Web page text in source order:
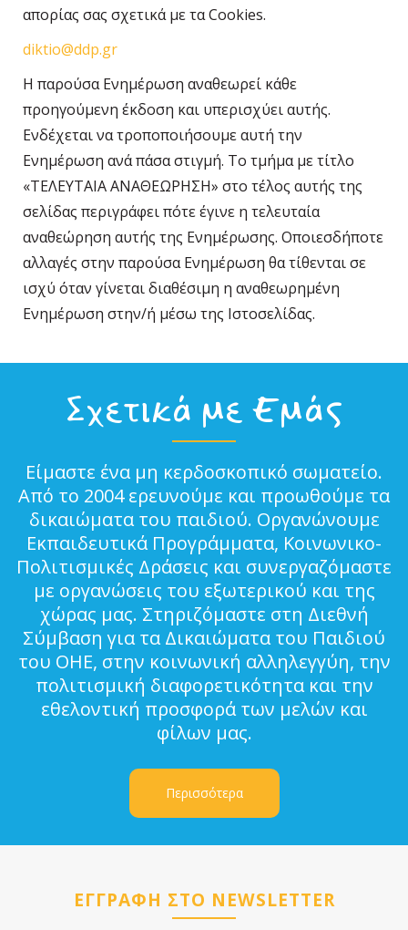
απορίας σας σχετικά με τα Cookies.
diktio@ddp.gr
Η παρούσα Ενημέρωση αναθεωρεί κάθε
προηγούμενη έκδοση και υπερισχύει αυτής.
Ενδέχεται να τροποποιήσουμε αυτή την
Ενημέρωση ανά πάσα στιγμή. Το τμήμα με τίτλο
«ΤΕΛΕΥΤΑΙΑ ΑΝΑΘΕΩΡΗΣΗ» στο τέλος αυτής της
σελίδας περιγράφει πότε έγινε η τελευταία
αναθεώρηση αυτής της Ενημέρωσης. Οποιεσδήποτε
αλλαγές στην παρούσα Ενημέρωση θα τίθενται σε
ισχύ όταν γίνεται διαθέσιμη η αναθεωρημένη
Ενημέρωση στην/ή μέσω της Ιστοσελίδας.
Σχετικά με Εμάς
Είμαστε ένα μη κερδοσκοπικό σωματείο.
Από το 2004 ερευνούμε και προωθούμε τα
δικαιώματα του παιδιού. Οργανώνουμε
Εκπαιδευτικά Προγράμματα, Κοινωνικο-
Πολιτισμικές Δράσεις και συνεργαζόμαστε
με οργανώσεις του εξωτερικού και της
χώρας μας. Στηριζόμαστε στη Διεθνή
Σύμβαση για τα Δικαιώματα του Παιδιού
του ΟΗΕ, στην κοινωνική αλληλεγγύη, την
πολιτισμική διαφορετικότητα και την
εθελοντική προσφορά των μελών και
φίλων μας.
Περισσότερα
ΕΓΓΡΑΦΗ ΣΤΟ NEWSLETTER